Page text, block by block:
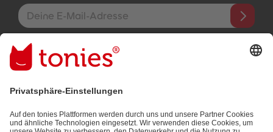
E-Mail-Addresse
Mit dem Absenden abonnierst du unseren E-Mail-Newsletter, der
auf den von dir bereitgestellten Informationen (z.B. Account-
informationen) und den von dir zu Werbezwecken bereitgestellten
Datenschutzbestimmungen.